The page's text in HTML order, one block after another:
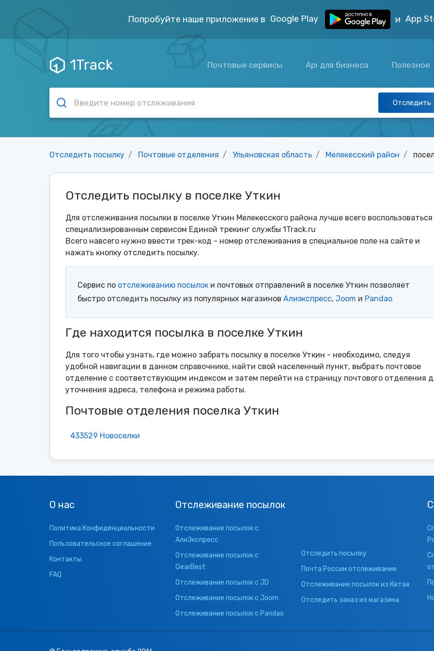
Попробуйте наше приложение в Google Play и App
1Track Почтовые сервисы Api для бизнеса Полезное
Отследить
Отследить посылку Почтовые отделения Ульяновская область Мелекесский район
Отследить посылку в поселке Уткин
Для отслеживания посылки в поселке Уткин Мелекесского района лучше всего воспользоваться
специализированным сервисом Единой трекинг службы 1Track.ru
Всего навсего нужно ввести трек-код - номер отслеживания в специальное поле на сайте и
нажать кнопку отследить посылку.
Сервис по отслеживанию посылок и почтовых отправлений в поселке Уткин позволяет
быстро отследить посылку из популярных магазинов Алиэкспресс, Joom и Pandao
Где находится посылка в поселке Уткин
Для того чтобы узнать, где можно забрать посылку в поселке Уткин - необходимо, следуя
удобной навигации в данном справочнике, найти свой населенный пункт, выбрать почтовое
отделение с соответствующим индексом и затем перейти на страницу почтового отделения
уточнения адреса, телефона и режима работы.
Почтовые отделения поселка Уткин
433529 Новоселки
О нас
Политика Конфиденциальности
Пользовательское соглашение
Контакты
FAQ
Отслеживание посылок
Отслеживание посылок с
АлиЭкспресс
Отслеживание посылок с
GearBest
Отслеживание посылок с JD
Отслеживание посылок с Joom
Отслеживание посылок с Pandao
Отследить посылку
Почта России отслеживание
Отслеживание посылок из Китая
Отследить заказ из магазина